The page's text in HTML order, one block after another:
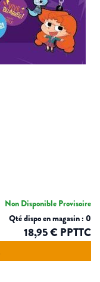
Non Disponible Provisoire
Qté dispo en magasin : 0
18,95 € PPTTC